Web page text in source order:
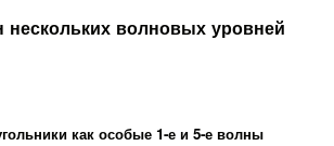
нескольких волновых уровней
как особые 1-е и 5-е волны